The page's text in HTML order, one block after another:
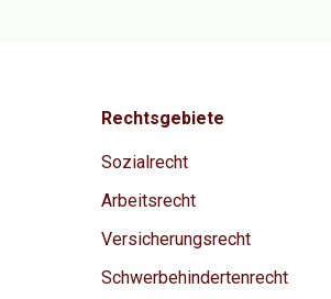
Rechtsgebiete
Sozialrecht
Arbeitsrecht
Versicherungsrecht
Schwerbehindertenrecht